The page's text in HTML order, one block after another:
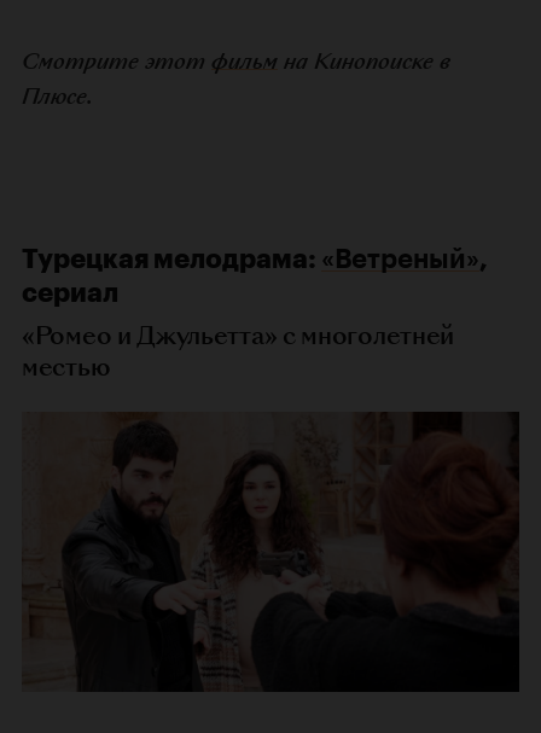
Смотрите этот фильм на Кинопоиске в
Плюсе.
Турецкая мелодрама: «Ветреный»,
сериал
«Ромео и Джульетта» с многолетней
местью